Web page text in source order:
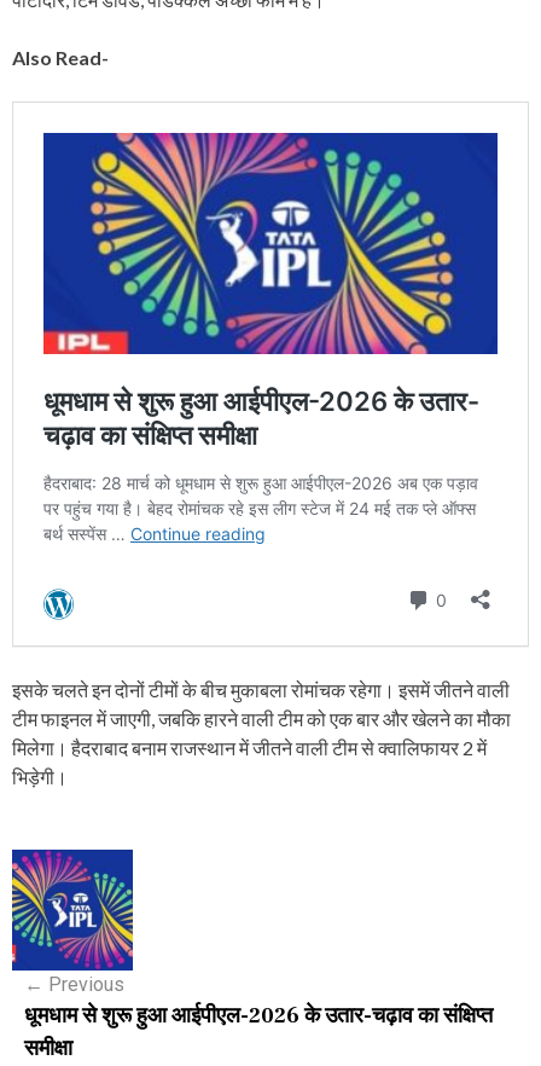
Also Read-
इसके चलते इन दोनों टीमों के बीच मुकाबला रोमांचक रहेगा। इसमें जीतने वाली
टीम फाइनल में जाएगी, जबकि हारने वाली टीम को एक बार और खेलने का मौका
मिलेगा। हैदराबाद बनाम राजस्थान में जीतने वाली टीम से क्वालिफायर 2 में
भिड़ेगी।
P
o
s
n
← Previous
धूमधाम से शुरू हुआ आईपीएल-2026 के उतार-चढ़ाव का संक्षिप्त
समीक्षा